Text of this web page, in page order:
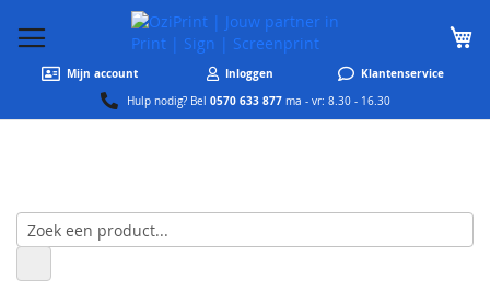
Mijn account Inloggen Klantenservice
Hulp nodig? Bel 0570 633 877 ma - vr: 8.30 - 16.30